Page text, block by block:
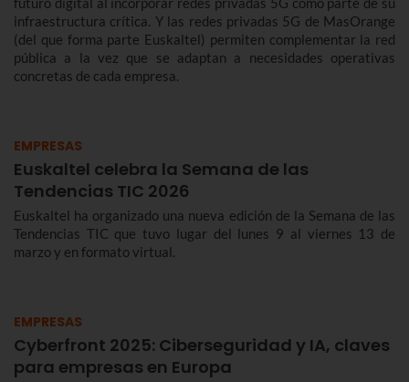
infraestructura crítica. Y las redes privadas 5G de MasOrange
(del que forma parte Euskaltel) permiten complementar la red
pública a la vez que se adaptan a necesidades operativas
concretas de cada empresa.
EMPRESAS
Euskaltel celebra la Semana de las
Tendencias TIC 2026
Euskaltel ha organizado una nueva edición de la Semana de las
Tendencias TIC que tuvo lugar del lunes 9 al viernes 13 de
marzo y en formato virtual.
EMPRESAS
Cyberfront 2025: Ciberseguridad y IA, claves
para empresas en Europa